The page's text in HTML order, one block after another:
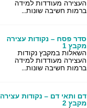
העצירה מעודדות למידה
ברמות חשיבה שונות...
סדר פסח – נקודות עצירה
מקבץ 1
השאלות במקבץ נקודות
העצירה מעודדות למידה
ברמות חשיבה שונות...
דם ותאי דם – נקודות עצירה
מקבץ 2